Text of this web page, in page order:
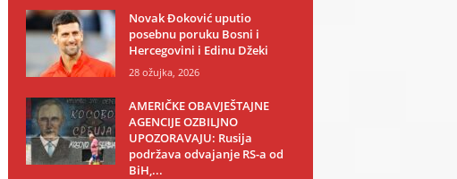
Novak Đoković uputio
posebnu poruku Bosni i
Hercegovini i Edinu Džeki
28 ožujka, 2026
AMERIČKE OBAVJEŠTAJNE
AGENCIJE OZBILJNO
UPOZORAVAJU: Rusija
podržava odvajanje RS-a od
BiH,...